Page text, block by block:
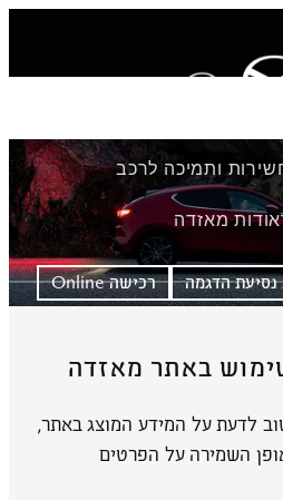
ותמיכה לרכב
מאזדה
הדגמה רכישה Online
באתר מאזדה
לדעת על המידע המוצג באתר,
השמירה על הפרטים